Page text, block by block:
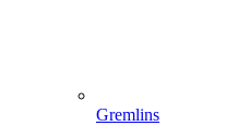
Gremlins